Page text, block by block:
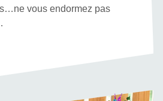
vous endormez pas